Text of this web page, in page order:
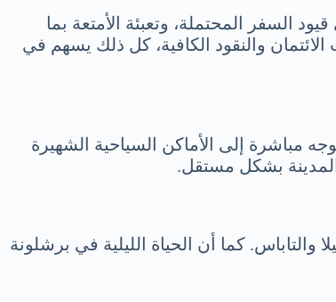
السفر المحتملة، وتعبئة الأمتعة بما
والنقود الكافية، كل ذلك يسهم في
مباشرة إلى الأماكن السياحية الشهيرة
بشكل مستقل.
والتاباس. كما أن الحياة الليلية في برشلونة